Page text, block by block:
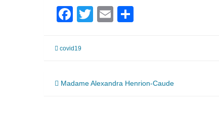
Facebook
TwitterEmail
covid19
Navigation
Madame Alexandra Henrion-Caude